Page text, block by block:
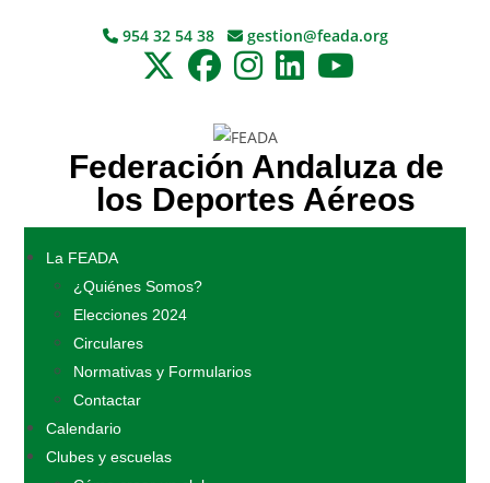
954 32 54 38 gestion@feada.org
Federación Andaluza de
los Deportes Aéreos
La FEADA
¿Quiénes Somos?
Elecciones 2024
Circulares
Normativas y Formularios
Contactar
Calendario
Clubes y escuelas